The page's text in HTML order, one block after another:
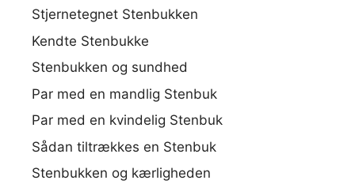
Stjernetegnet Stenbukken
Kendte Stenbukke
Stenbukken og sundhed
Par med en mandlig Stenbuk
Par med en kvindelig Stenbuk
Sådan tiltrækkes en Stenbuk
Stenbukken og kærligheden